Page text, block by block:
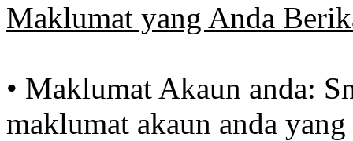
Maklumat yang Anda
• Maklumat Akaun anda:
maklumat akaun anda